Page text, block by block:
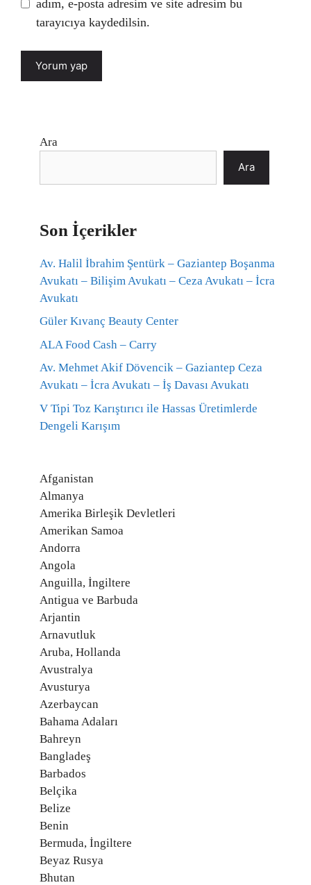
adım, e-posta adresim ve site adresim bu
tarayıcıya kaydedilsin.
Ara
Ara
Son İçerikler
Av. Halil İbrahim Şentürk – Gaziantep Boşanma
Avukatı – Bilişim Avukatı – Ceza Avukatı – İcra
Avukatı
Güler Kıvanç Beauty Center
ALA Food Cash – Carry
Av. Mehmet Akif Dövencik – Gaziantep Ceza
Avukatı – İcra Avukatı – İş Davası Avukatı
V Tipi Toz Karıştırıcı ile Hassas Üretimlerde
Dengeli Karışım
Afganistan
Almanya
Amerika Birleşik Devletleri
Amerikan Samoa
Andorra
Angola
Anguilla, İngiltere
Antigua ve Barbuda
Arjantin
Arnavutluk
Aruba, Hollanda
Avustralya
Avusturya
Azerbaycan
Bahama Adaları
Bahreyn
Bangladeş
Barbados
Belçika
Belize
Benin
Bermuda, İngiltere
Beyaz Rusya
Bhutan